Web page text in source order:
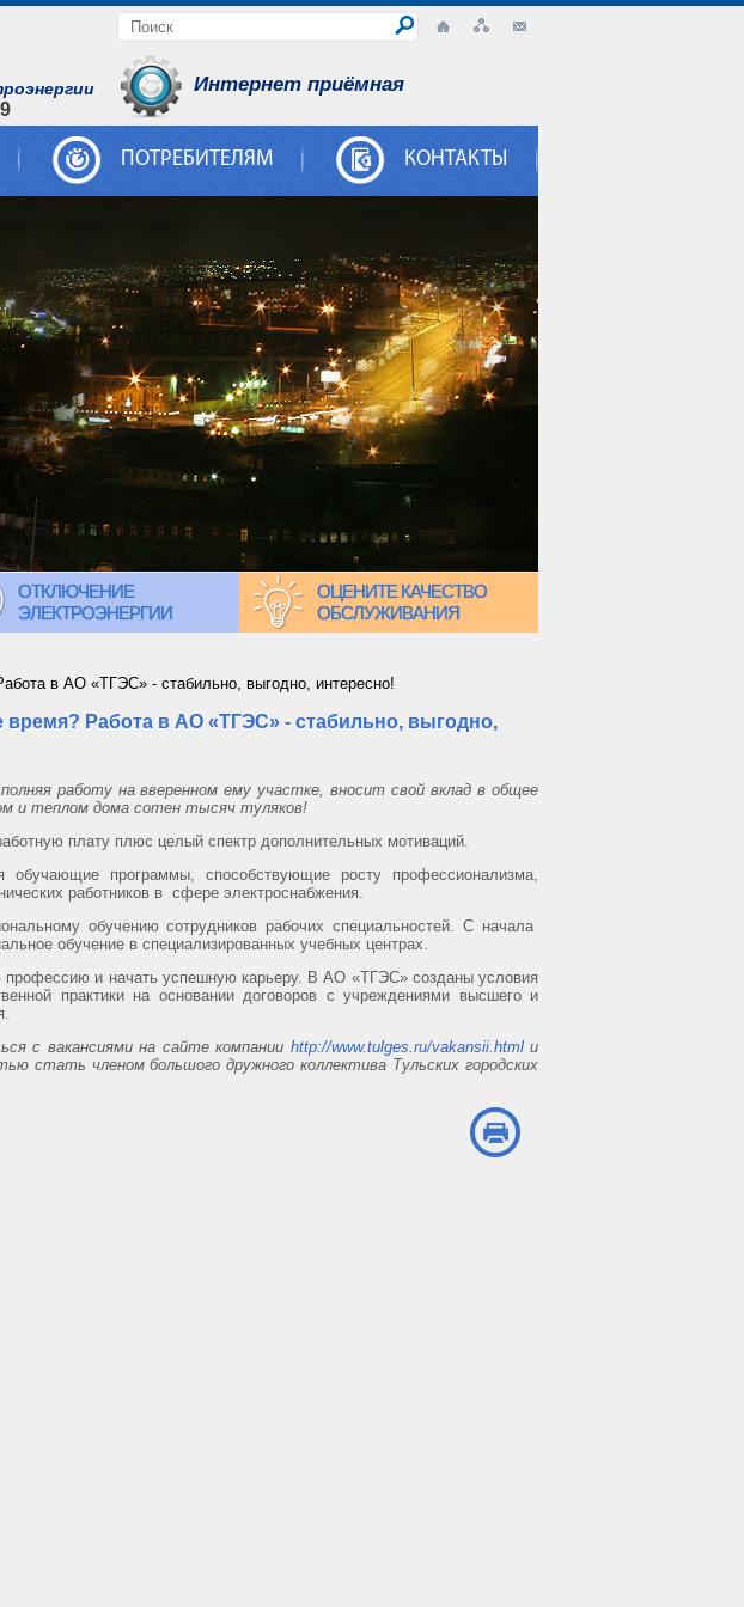
Интернет приёмная
ПОТРЕБИТЕЛЯМ КОНТАКТЫ
ОТКЛЮЧЕНИЕ
ЭЛЕКТРОЭНЕРГИИ
ОЦЕНИТЕ КАЧЕСТВО
ОБСЛУЖИВАНИЯ
в АО «ТГЭС» - стабильно, выгодно, интересно!
время? Работа в АО «ТГЭС» - стабильно, выгодно,
работу на вверенном ему участке, вносит свой вклад в общее
и теплом дома сотен тысяч туляков!
плату плюс целый спектр дополнительных мотиваций.
обучающие программы, способствующие росту профессионализма,
работников в сфере электроснабжения.
обучению сотрудников рабочих специальностей. С начала
обучение в специализированных учебных центрах.
профессию и начать успешную карьеру. В АО «ТГЭС» созданы условия
практики на основании договоров с учреждениями высшего и
с вакансиями на сайте компании http://www.tulges.ru/vakansii.htmlи
стать членом большого дружного коллектива Тульских городских